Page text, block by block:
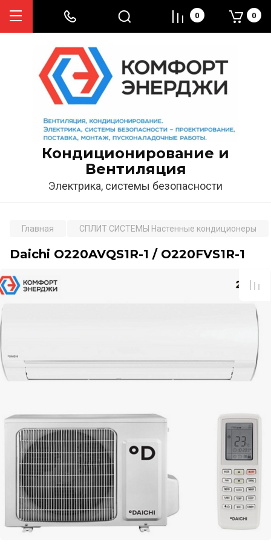
Кондиционирование и
Вентиляция
Электрика, системы безопасности
0 0
Главная СПЛИТ СИСТЕМЫ Настенные кондиционеры
Daichi O220AVQS1R-1 / O220FVS1R-1